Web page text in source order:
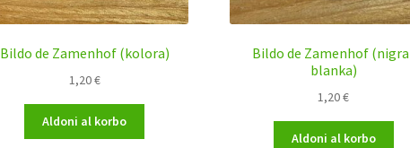
Bildo de Zamenhof (kolora)
1,20€
Aldoni al korbo
Bildo de Zamenhof
blanka)
1,20€
Aldoni al korbo